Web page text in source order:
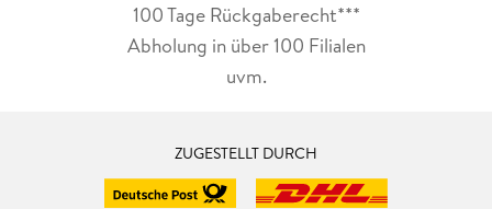
100 Tage Rückgaberecht***
Abholung in über 100 Filialen
uvm.
ZUGESTELLT DURCH